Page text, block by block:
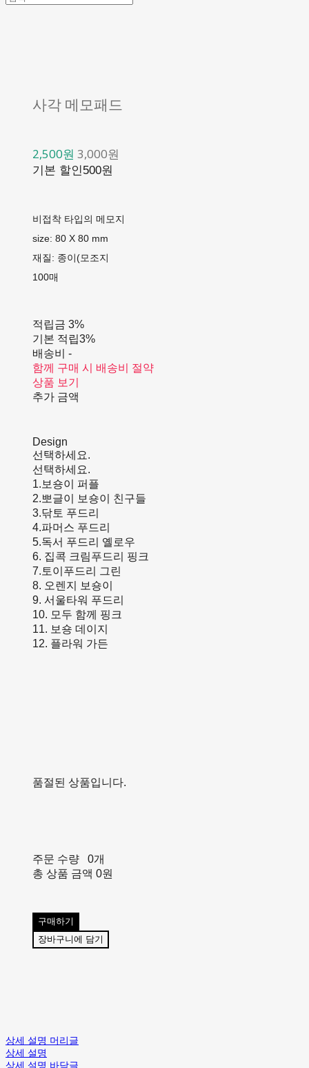
사각 메모패드
2,500원 3,000원
기본 할인500원
비접착 타입의 메모지
size: 80 X 80 mm
재질: 종이(모조지
100매
적립금 3%
기본 적립3%
배송비 -
함께 구매 시 배송비 절약
상품 보기
추가 금액
Design
선택하세요.
선택하세요.
1.보숑이 퍼플
2.뽀글이 보숑이 친구들
3.닦토 푸드리
4.파머스 푸드리
5.독서 푸드리 옐로우
6. 집콕 크림푸드리 핑크
7.토이푸드리 그린
8. 오렌지 보숑이
9. 서울타워 푸드리
10. 모두 함께 핑크
11. 보숑 데이지
12. 플라워 가든
품절된 상품입니다.
주문 수량
0개
총 상품 금액 0원
구매하기
장바구니에 담기
상세 설명 머리글
상세 설명
상세 설명 바닥글